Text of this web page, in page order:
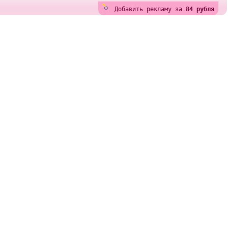
Добавить рекламу за 84 рубля